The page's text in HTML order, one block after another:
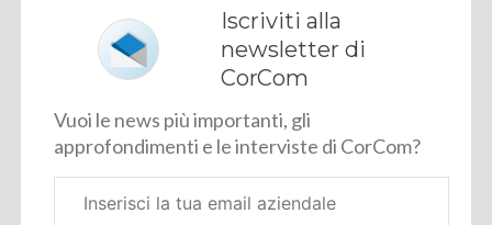
Iscriviti alla
newsletter di
CorCom
Vuoi le news più importanti, gli
approfondimenti e le interviste di CorCom?
aziendale